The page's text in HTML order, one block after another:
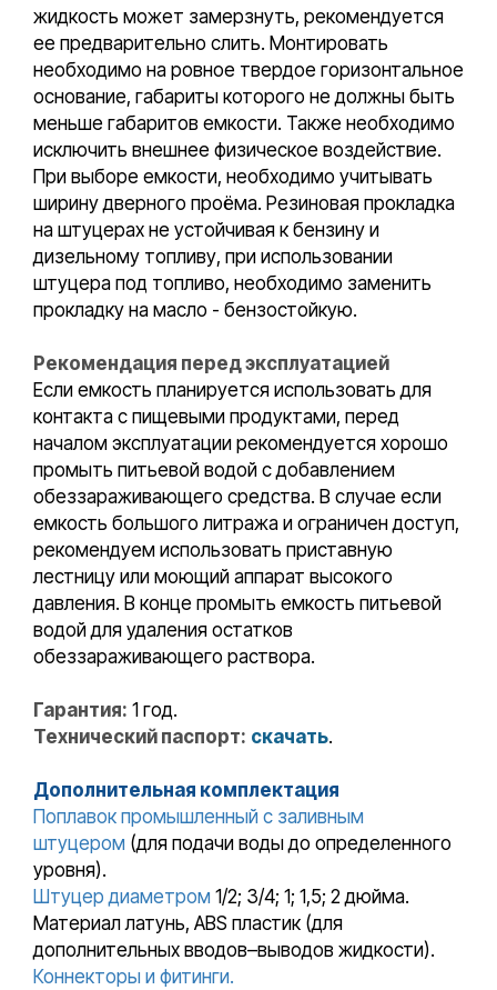
жидкость может замерзнуть, рекомендуется
ее предварительно слить. Монтировать
необходимо на ровное твердое горизонтальное
основание, габариты которого не должны быть
меньше габаритов емкости. Также необходимо
исключить внешнее физическое воздействие.
При выборе емкости, необходимо учитывать
ширину дверного проёма. Резиновая прокладка
на штуцерах не устойчивая к бензину и
дизельному топливу, при использовании
штуцера под топливо, необходимо заменить
прокладку на масло - бензостойкую.
Рекомендация перед эксплуатацией
Если емкость планируется использовать для
контакта с пищевыми продуктами, перед
началом эксплуатации рекомендуется хорошо
промыть питьевой водой с добавлением
обеззараживающего средства. В случае если
емкость большого литража и ограничен доступ,
рекомендуем использовать приставную
лестницу или моющий аппарат высокого
давления. В конце промыть емкость питьевой
водой для удаления остатков
обеззараживающего раствора.
Гарантия: 1 год.
Технический паспорт: скачать.
Дополнительная комплектация
Поплавок промышленный с заливным
штуцером (для подачи воды до определенного
уровня).
Штуцер диаметром 1/2; 3/4; 1; 1,5; 2 дюйма.
Материал латунь, ABS пластик (для
дополнительных вводов–выводов жидкости).
Коннекторы и фитинги.